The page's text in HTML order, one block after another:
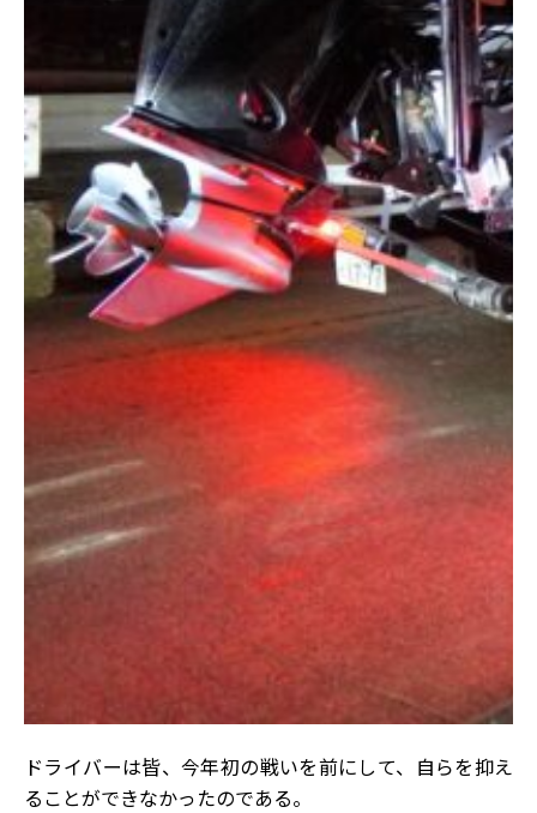
ドライバーは皆、今年初の戦いを前にして、自らを抑え
ることができなかったのである。